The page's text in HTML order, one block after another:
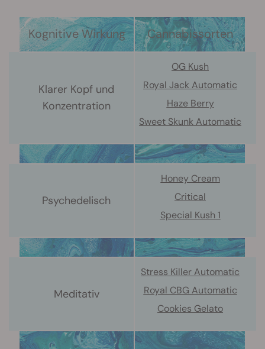
Kognitive Wirkung Cannabissorten
Klarer Kopf und
Konzentration
OG Kush
Royal Jack Automatic
Haze Berry
Sweet Skunk Automatic
Psychedelisch
Honey Cream
Critical
Special Kush 1
Meditativ
Stress Killer Automatic
Royal CBG Automatic
Cookies Gelato